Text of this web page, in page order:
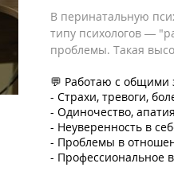
В перинатальную
типу психологов —
проблемы. Такая
💬 Работаю с общими
- Страхи, тревоги,
- Одиночество,
- Неуверенность в
- Проблемы в
- Профессиональное